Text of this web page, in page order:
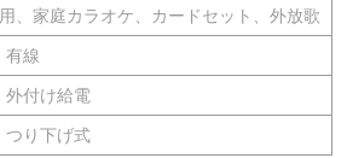
用、家庭カラオケ、カードセット、外放歌
有線
外付け給電
つり下げ式